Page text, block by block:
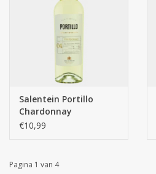
Salentein Portillo
Chardonnay
€10,99
Pagina 1 van 4